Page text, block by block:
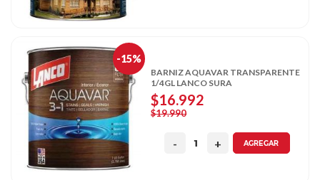
-15%
BARNIZ AQUAVAR TRANSPARENTE
1/4GL LANCO SURA
$16.992
$19.990
AGREGAR